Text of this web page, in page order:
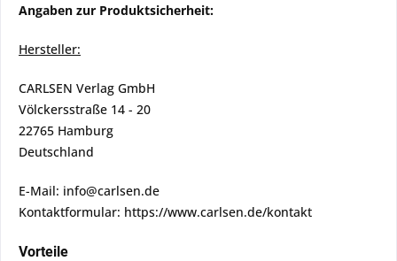
Angaben zur Produktsicherheit:
Hersteller:
CARLSEN Verlag GmbH
Völckersstraße 14 - 20
22765 Hamburg
Deutschland
E-Mail: info@carlsen.de
Kontaktformular: https://www.carlsen.de/kontakt
Vorteile